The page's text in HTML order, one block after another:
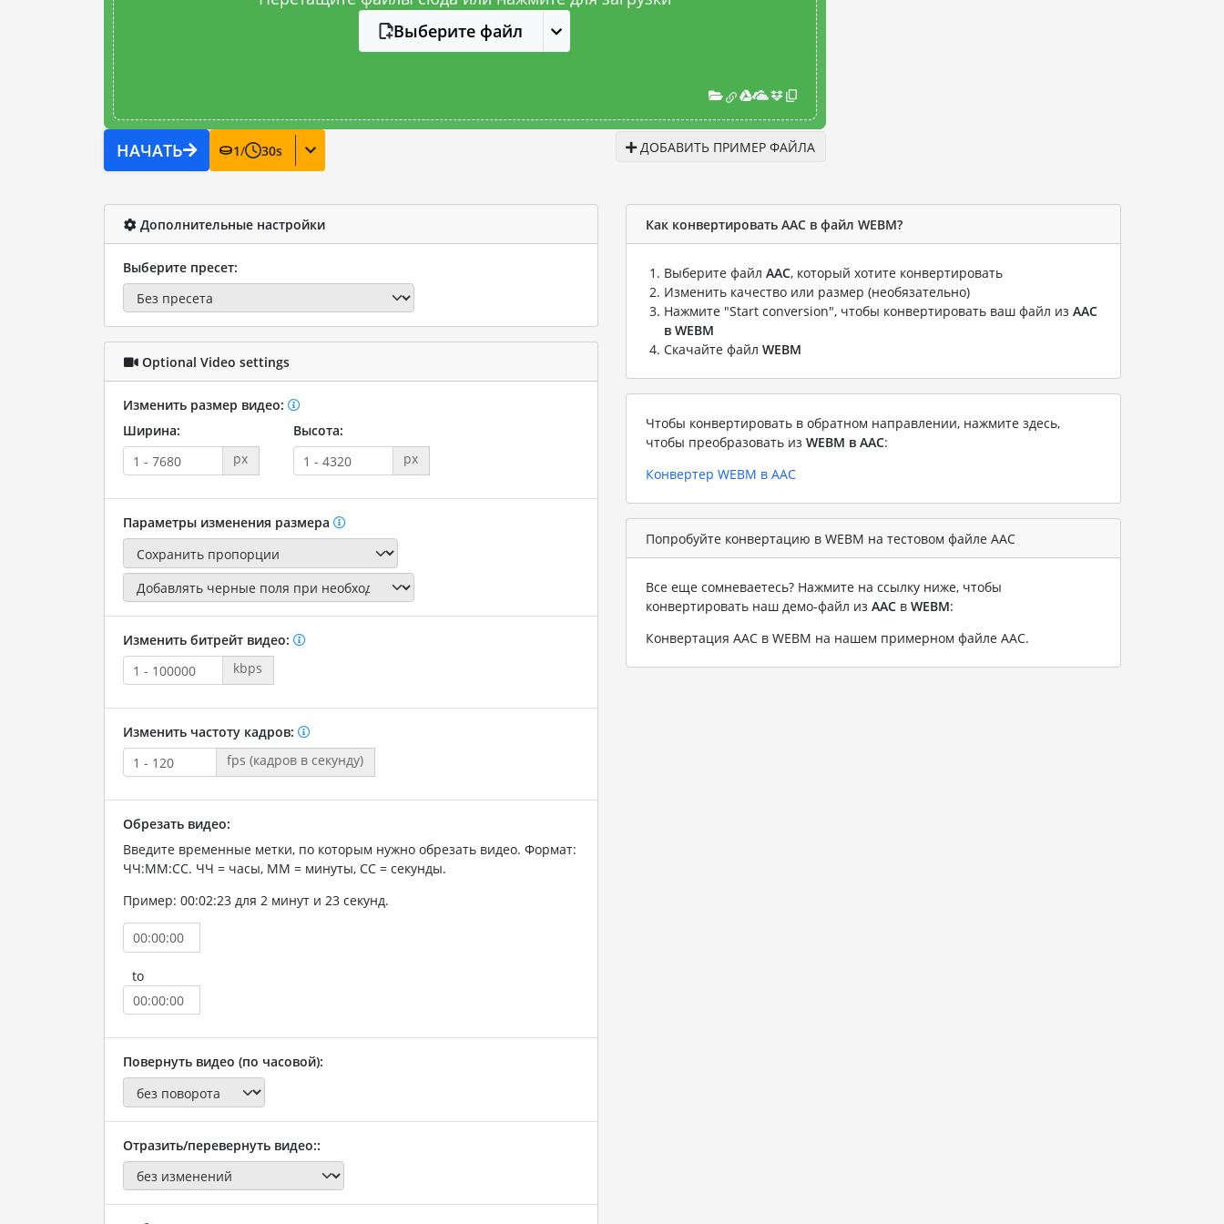
Выберите файл
НАЧАТЬ 1/ 30s ДОБАВИТЬ ПРИМЕР ФАЙЛА
Дополнительные настройки
Выберите пресет:
Optional Video settings
Изменить размер видео:
Ширина:
px
Высота:
px
Параметры изменения размера
Изменить битрейт видео:
kbps
Изменить частоту кадров:
fps (кадров в секунду)
Обрезать видео:
Введите временные метки, по которым нужно обрезать видео. Формат:
ЧЧ:ММ:СС. ЧЧ = часы, ММ = минуты, СС = секунды.
Пример: 00:02:23 для 2 минут и 23 секунд.
to
Повернуть видео (по часовой):
Отразить/перевернуть видео::
Как конвертировать AAC в файл WEBM?
Выберите файл AAC, который хотите конвертировать
Изменить качество или размер (необязательно)
Нажмите "Start conversion", чтобы конвертировать ваш файл из AAC
в WEBM
Скачайте файл WEBM
Чтобы конвертировать в обратном направлении, нажмите здесь,
чтобы преобразовать из WEBM в AAC:
Конвертер WEBM в AAC
Попробуйте конвертацию в WEBM на тестовом файле AAC
Все еще сомневаетесь? Нажмите на ссылку ниже, чтобы
конвертировать наш демо-файл из AAC в WEBM:
Конвертация AAC в WEBM на нашем примерном файле AAC.